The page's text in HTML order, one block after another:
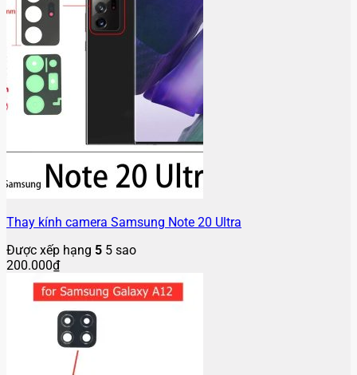
Thay kính camera Samsung Note 20 Ultra
Được xếp hạng 5 5 sao
200.000₫